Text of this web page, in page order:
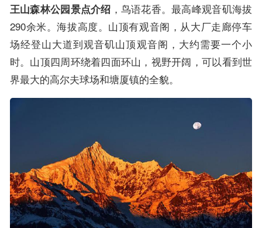
王山森林公园景点介绍 ，鸟语花香。最高峰观音矶海拔
290余米。海拔高度。山顶有观音阁，从大厂走廊停车
场经登山大道到观音矶山顶观音阁，大约需要一个小
时。山顶四周环绕着四面环山，视野开阔，可以看到世
界最大的高尔夫球场和塘厦镇的全貌。